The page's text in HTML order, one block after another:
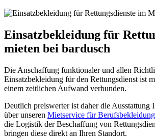
Einsatzbekleidung für
mieten bei bardusch
Die Anschaffung funktionaler und allen
Einsatzbekleidung für den Rettungsdienst ist
einem zeitlichen Aufwand verbunden.
Deutlich preiswerter ist daher die Ausstattung
über unseren Mietservice für Berufsbekleidung
die Logistik der Beschaffung von
bringen diese direkt an Ihren Standort.